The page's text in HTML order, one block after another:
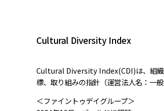
Cultural Diversity Index
Cultural Diversity Index(CDI)は、組織
標、取り組みの指針（運営法人名：一
＜ファイントゥデイグループ＞